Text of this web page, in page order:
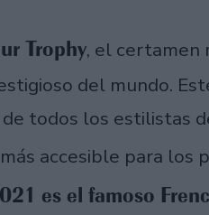
Trophy, el certamen
del mundo.
todos los estilistas
accesible para los
es el famoso